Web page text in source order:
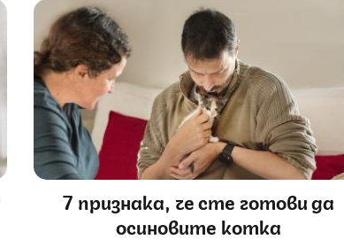
7 признака, че сте готови да
осиновите котка